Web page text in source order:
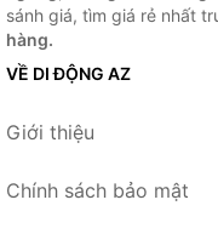
sánh giá, tìm giá rẻ nhất
hàng.
VỀ DI ĐỘNG AZ
Giới thiệu
Chính sách bảo mật